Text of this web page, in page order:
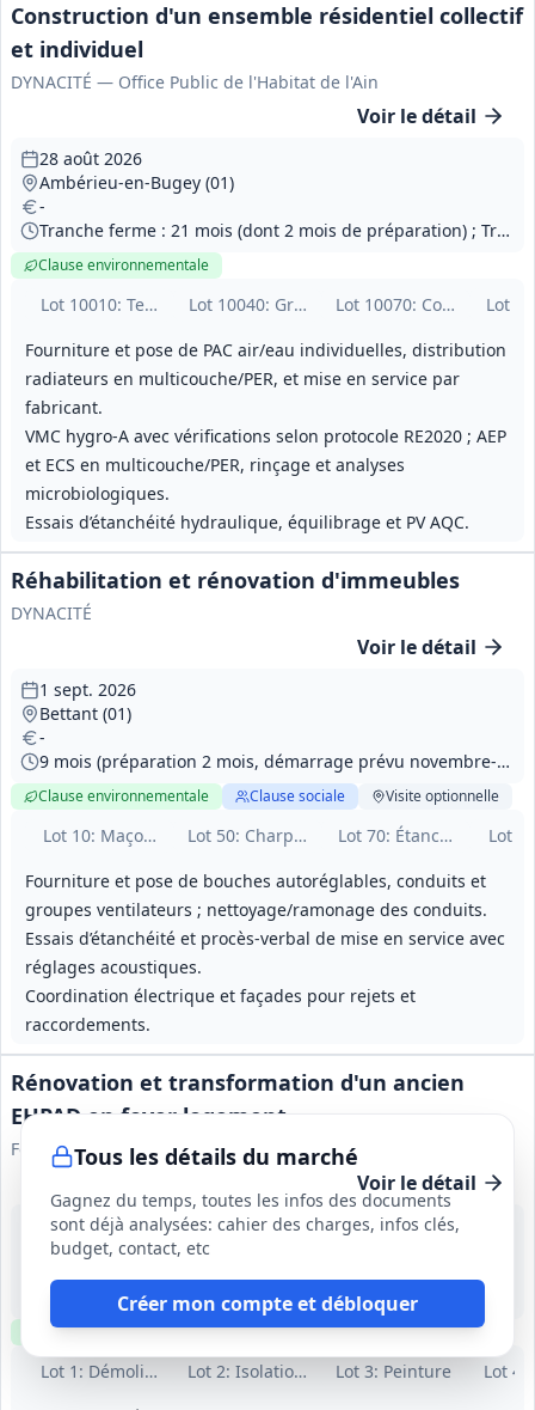
Construction d'un ensemble résidentiel collectif
et individuel
DYNACITÉ — Office Public de l'Habitat de l'Ain
Voir le détail
Lot 10010: Terrassements, VRD et espaces verts
Lot 10040: Gros‑œuvre
Lot 10070: Couverture
Lot
Fourniture et pose de PAC air/eau individuelles, distribution
radiateurs en multicouche/PER, et mise en service par
fabricant.
VMC hygro‑A avec vérifications selon protocole RE2020 ; AEP
et ECS en multicouche/PER, rinçage et analyses
microbiologiques.
Essais d’étanchéité hydraulique, équilibrage et PV AQC.
28 août 2026
Ambérieu‑en‑Bugey (01)
-
Tranche ferme : 21 mois (dont 2 mois de préparation) ; Tranche optionnelle n°1 : 14 mois (si affermissement, dont 1 mois de préparation)
Clause environnementale
Réhabilitation et rénovation d'immeubles
DYNACITÉ
Voir le détail
Lot 10: Maçonnerie – VRD – extérieurs
Lot 50: Charpente – couverture
Lot 70: Étanchéité Lot
Fourniture et pose de bouches autoréglables, conduits et
groupes ventilateurs ; nettoyage/ramonage des conduits.
Essais d’étanchéité et procès‑verbal de mise en service avec
réglages acoustiques.
Coordination électrique et façades pour rejets et
raccordements.
1 sept. 2026
Bettant (01)
-
9 mois (préparation 2 mois, démarrage prévu novembre‑décembre 2026)
Clause environnementale Clause sociale Visiteoptionnelle
Tous les détails du marché
Gagnez du temps, toutes les infos des documents
sont déjà analysées: cahier des charges, infos clés,
budget, contact, etc
Créer mon compte et débloquer
Rénovation et transformation d'un ancien
EHPAD en foyer logement
Foyer Notre-Dame des Sans-Abri
Voir le détail
Lot 1 : Démolitions Lot 2: Isolation, cloisons et revêtements
Lot 3: Peinture Lot 4
4 sept. 2026
Villeurbanne (69)
Clause environnementale Visiterequise